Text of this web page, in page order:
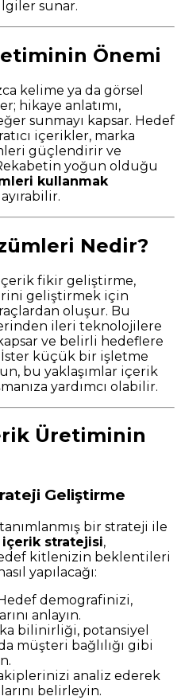
sunar.
Önemi
kelime ya da görsel
hikaye anlatımı,
sunmayı kapsar. Hedef
içerikler, marka
güçlendirir ve
yoğun olduğu
kullanmak
Nedir?
fikir geliştirme,
geliştirmek için
oluşur. Bu
ileri teknolojilere
ve belirli hedeflere
küçük bir işletme
bu yaklaşımlar içerik
yardımcı olabilir.
Üretiminin
Geliştirme
bir strateji ile
içerik stratejisi,
kitlenizin beklentileri
yapılacağı:
demografinizi,
anlayın.
bilinirliği, potansiyel
müşteri bağlılığı gibi
analiz ederek
belirleyin.